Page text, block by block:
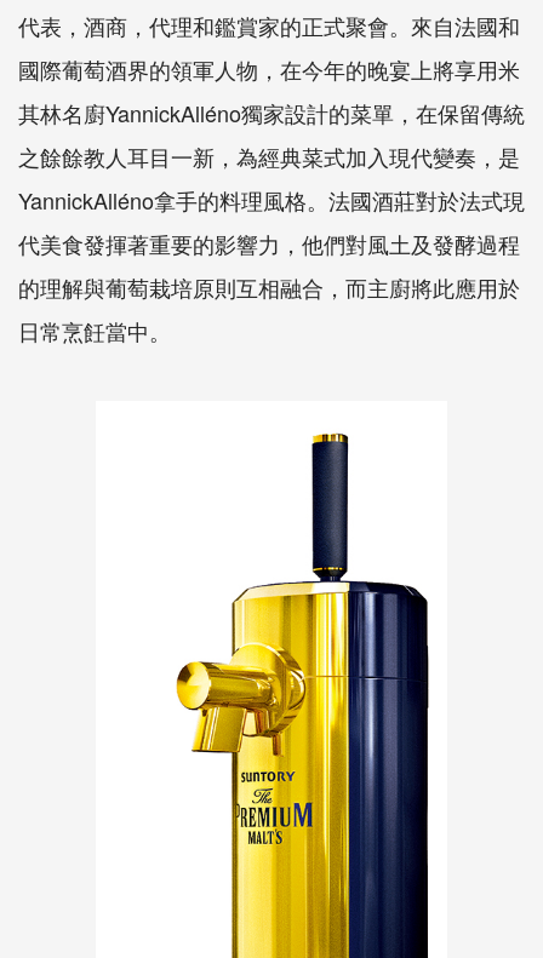
代表，酒商，代理和鑑賞家的正式聚會。來自法國和
國際葡萄酒界的領軍人物，在今年的晚宴上將享用米
其林名廚YannickAlléno獨家設計的菜單，在保留傳統
之餘餘教人耳目一新，為經典菜式加入現代變奏，是
YannickAlléno拿手的料理風格。法國酒莊對於法式現
代美食發揮著重要的影響力，他們對風土及發酵過程
的理解與葡萄栽培原則互相融合，而主廚將此應用於
日常烹飪當中。